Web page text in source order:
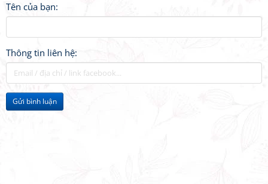
Tên của bạn:
Thông tin liên hệ:
Gửi bình luận